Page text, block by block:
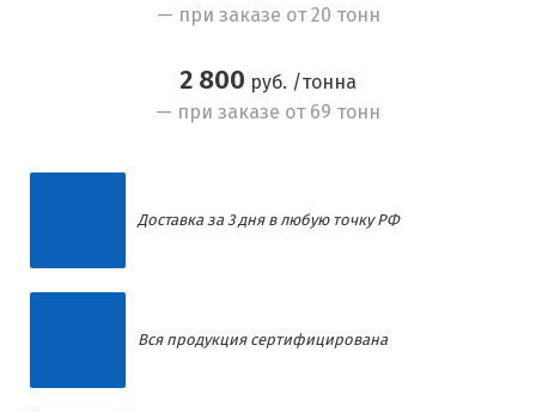
— при заказе от 20 тонн
2 800 руб. /тонна
— при заказе от 69 тонн
Доставка за 3 дня в любую точку РФ
Вся продукция сертифицирована